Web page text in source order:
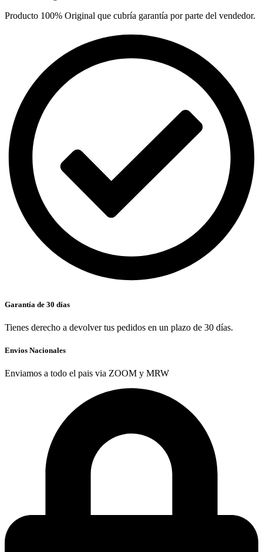
Producto 100% Original que cubría garantía por parte del vendedor.
Garantía de 30 días
Tienes derecho a devolver tus pedidos en un plazo de 30 días.
Envios Nacionales
Enviamos a todo el pais via ZOOM y MRW